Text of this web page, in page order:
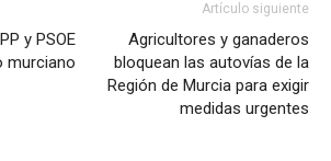
y PSOE
murciano
Artículo siguiente
Agricultores y ganaderos
bloquean las autovías de la
Región de Murcia para exigir
medidas urgentes